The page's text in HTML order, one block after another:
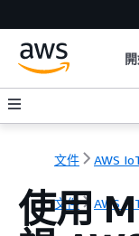
文件 AWS
文件 AWS
使用